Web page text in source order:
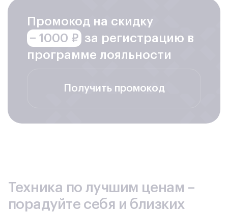
Промокод на скидку
− 1000 ₽ за регистрацию в
программе лояльности
Получить промокод
Техника по лучшим ценам –
порадуйте себя и близких